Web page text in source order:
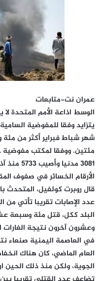
عمران نت-متابعات
الوسط اذاعة الأمم المتحدة
يتزايد وفقا للمفوضية
شهر شباط فبراير أكثر من
مئتين. ووفقا لمكتب
الأرقام الخسائر في صفوف
قال روبرت كولفيل،
عدد الإصابات تقريبا تأتي من
البلد ككل، قتل مئة وسبعة
وعشرون آخرون نتيجة الغارات
في العاصمة اليمنية صنعاء
العام الماضي، كان هناك
الجوية، ولكن منذ ذلك